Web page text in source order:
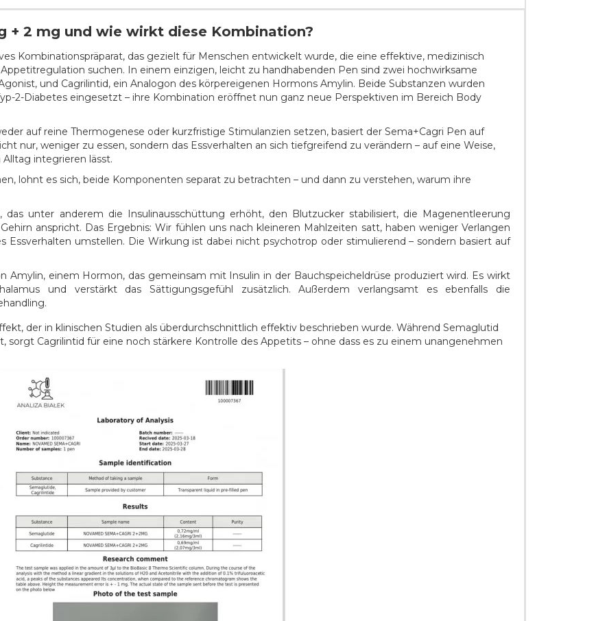
+ 2 mg und wie wirkt diese Kombination?
Kombinationspräparat, das gezielt für Menschen entwickelt wurde, die eine effektive, medizinisch
suchen. In einem einzigen, leicht zu handhabenden Pen sind zwei hochwirksame
und Cagrilintid, ein Analogon des körpereigenen Hormons Amylin. Beide Substanzen wurden
2-Diabetes eingesetzt – ihre Kombination eröffnet nun ganz neue Perspektiven im Bereich Body
auf reine Thermogenese oder kurzfristige Stimulanzien setzen, basiert der Sema+Cagri Pen auf
nur, weniger zu essen, sondern das Essverhalten an sich tiefgreifend zu verändern – auf eine Weise,
integrieren lässt.
lohnt es sich, beide Komponenten separat zu betrachten – und dann zu verstehen, warum ihre
das unter anderem die Insulinausschüttung erhöht, den Blutzucker stabilisiert, die Magenentleerung
anspricht. Das Ergebnis: Wir fühlen uns nach kleineren Mahlzeiten satt, haben weniger Verlangen
Essverhalten umstellen. Die Wirkung ist dabei nicht psychotrop oder stimulierend – sondern basiert auf
Amylin, einem Hormon, das gemeinsam mit Insulin in der Bauchspeicheldrüse produziert wird. Es wirkt
und verstärkt das Sättigungsgefühl zusätzlich. Außerdem verlangsamt es ebenfalls die
der in klinischen Studien als überdurchschnittlich effektiv beschrieben wurde. Während Semaglutid
sorgt Cagrilintid für eine noch stärkere Kontrolle des Appetits – ohne dass es zu einem unangenehmen